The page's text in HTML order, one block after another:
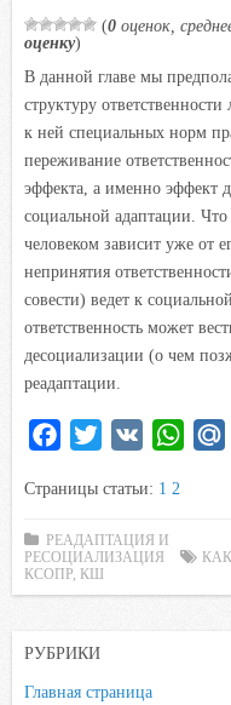
(0 оценок,
оценку)
В данной главе мы
структуру
к ней специальных норм
переживание
эффекта, а именно эффект
социальной адаптации. Что
человеком зависит уже от
непринятия
совести) ведет к
ответственность может
десоциализации (о чем
реадаптации.
c
b
o
k
i
t
e
W
s
A
.
Страницы статьи: 1 2
РЕАДАПТАЦИЯ И
РЕСОЦИАЛИЗАЦИЯ
КСОПР
КШ
РУБРИКИ
Главная страница